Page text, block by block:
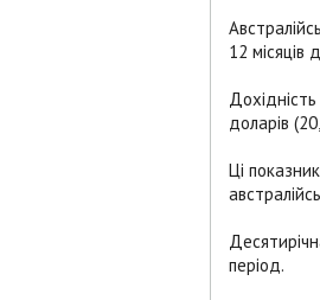
12 місяців
доларів
Ці
період.